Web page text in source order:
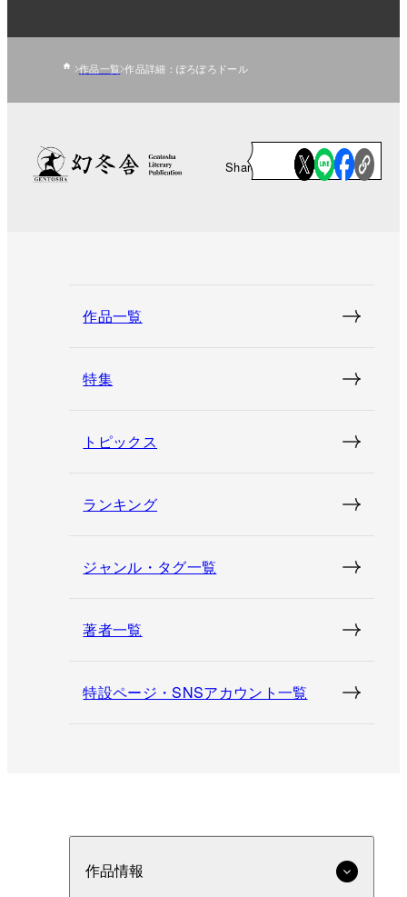
作品一覧 作品詳細：ぽろぽろドール
Share
作品一覧
特集
トピックス
ランキング
ジャンル・タグ一覧
著者一覧
特設ページ・SNSアカウント一覧
作品情報